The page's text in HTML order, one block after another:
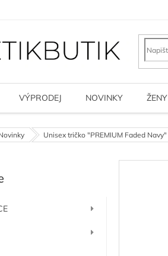
VÝPRODEJ NOVINKY ŽENY
Unisex tričko "PREMIUM Faded Navy"